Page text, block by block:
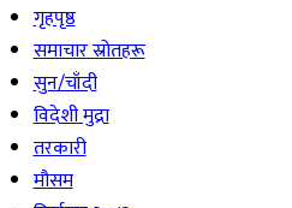
गृहपृष्ठ
समाचार स्रोतहरू
सुन/चाँदी
विदेशी मुद्रा
तरकारी
मौसम